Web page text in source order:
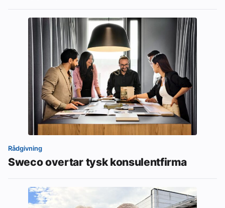
Rådgivning
Sweco overtar tysk konsulentfirma